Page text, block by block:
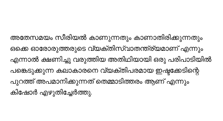
അതേസമയം സീരിയൽ കാണുന്നതും കാണാതിരിക്കുന്നതും
ഒക്കെ ഓരോരുത്തരുടെ വ്യക്തിസ്വാതന്ത്ര്യമാണ് എന്നും
എന്നാൽ ക്ഷണിച്ചു വരുത്തിയ അതിഥിയായി ഒരു പരിപാടിയിൽ
പങ്കെടുക്കുന്ന കലാകാരനെ വ്യക്തിപരമായ ഇഷ്ടക്കേടിന്റെ
പുറത്ത് അപമാനിക്കുന്നത് തെമ്മാടിത്തരം ആണ് എന്നും
കിഷോർ എഴുതിച്ചേർത്തു.